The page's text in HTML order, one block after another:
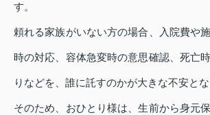
す。
頼れる家族がいない方の場合、入院費や
時の対応、容体急変時の意思確認、死亡
りなどを、誰に託すのかが大きな不安とな
そのため、おひとり様は、生前から身元